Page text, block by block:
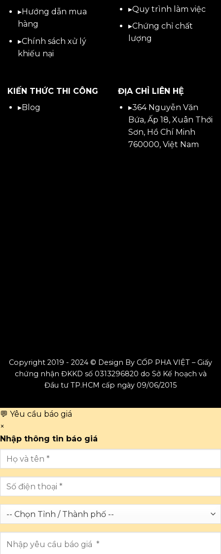
▸Hướng dẫn mua
hàng
▸Chính sách xử lý
khiếu nại
▸Quy trình làm việc
▸Chứng chỉ chất
lượng
KIẾN THỨC THI CÔNG
▸Blog
ĐỊA CHỈ LIÊN HỆ
▸364 Nguyễn Văn
Bứa, Ấp 18, Xuân Thới
Sơn, Hồ Chí Minh
760000, Việt Nam
Copyright 2019 - 2024 © Design By CỐP PHA VIỆT – Giấy
chứng nhận ĐKKD số 0313296820 do Sở Kế hoạch và
Đầu tư TP.HCM cấp ngày 09/06/2015
💬 Yêu cầu báo giá
×
Nhập thông tin báo giá